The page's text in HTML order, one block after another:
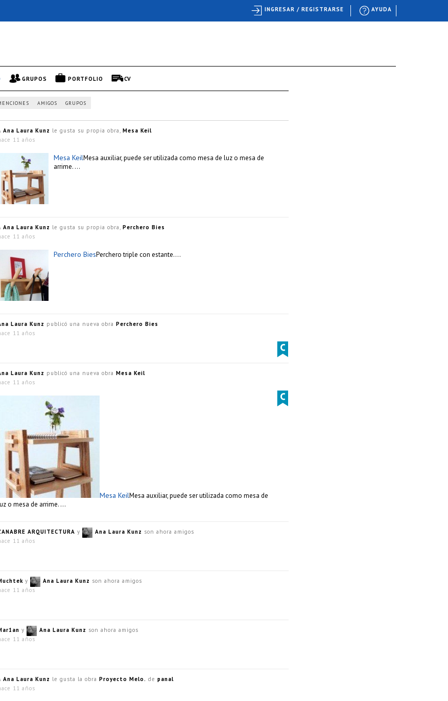
GRUPOS PORTFOLIO CV
AMIGOS GRUPOS
Ana Laura Kunz le gusta su propia obra, Mesa Keil
11 años
Mesa KeilMesa auxiliar, puede ser utilizada como mesa de luz o mesa de
arrime. …
Ana Laura Kunz le gusta su propia obra, Perchero Bies
11 años
Perchero BiesPerchero triple con estante….
Laura Kunz publicó una nueva obra Perchero Bies
11 años
Laura Kunz publicó una nueva obra Mesa Keil
11 años
Mesa KeilMesa auxiliar, puede ser utilizada como mesa de
o mesa de arrime. …
ARQUITECTURA y Ana Laura Kunz son ahora amigos
11 años
y Ana Laura Kunz son ahora amigos
11 años
y Ana Laura Kunz son ahora amigos
11 años
Ana Laura Kunz le gusta la obra Proyecto Melo. de panal
11 años
AYUDA
INGRESAR / REGISTRARSE